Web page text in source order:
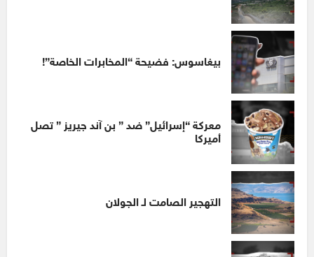
بيغاسوس: فضيحة “المخابرات الخاصة”!
معركة “إسرائيل” ضد ” بن آند جيريز ” تصل
أميركا
التهجير الصامت لـ الجولان